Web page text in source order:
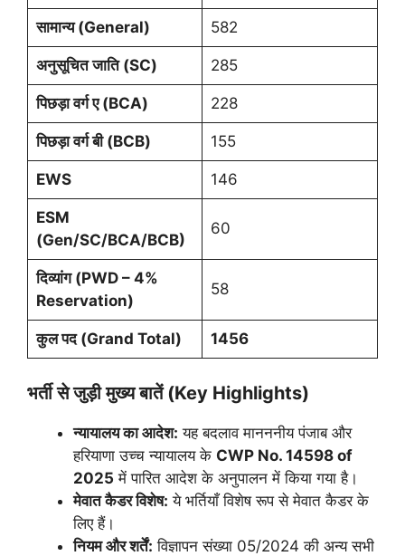
सामान्य (General) 582
अनुसूचित जाति (SC) 285
पिछड़ा वर्ग ए (BCA) 228
पिछड़ा वर्ग बी (BCB) 155
EWS 146
ESM
(Gen/SC/BCA/BCB)
60
दिव्यांग (PWD – 4%
Reservation)
58
कुल पद (Grand Total) 1456
भर्ती से जुड़ी मुख्य बातें (Key Highlights)
न्यायालय का आदेश: यह बदलाव मानननीय पंजाब और
हरियाणा उच्च न्यायालय के CWP No. 14598 of
2025 में पारित आदेश के अनुपालन में किया गया है।
मेवात कैडर विशेष: ये भर्तियाँ विशेष रूप से मेवात कैडर के
लिए हैं।
नियम और शर्तें: विज्ञापन संख्या 05/2024 की अन्य सभी